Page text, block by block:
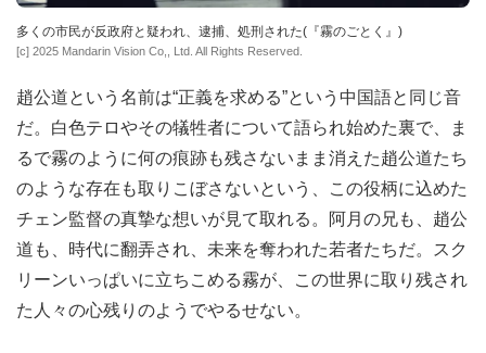
多くの市民が反政府と疑われ、逮捕、処刑された(『霧のごとく』)
[c] 2025 Mandarin Vision Co,, Ltd. All Rights Reserved.
趙公道という名前は“正義を求める”という中国語と同じ音
だ。白色テロやその犠牲者について語られ始めた裏で、ま
るで霧のように何の痕跡も残さないまま消えた趙公道たち
のような存在も取りこぼさないという、この役柄に込めた
チェン監督の真摯な想いが見て取れる。阿月の兄も、趙公
道も、時代に翻弄され、未来を奪われた若者たちだ。スク
リーンいっぱいに立ちこめる霧が、この世界に取り残され
た人々の心残りのようでやるせない。